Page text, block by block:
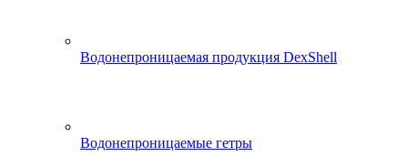
Водонепроницаемая продукция DexShell
Водонепроницаемые гетры